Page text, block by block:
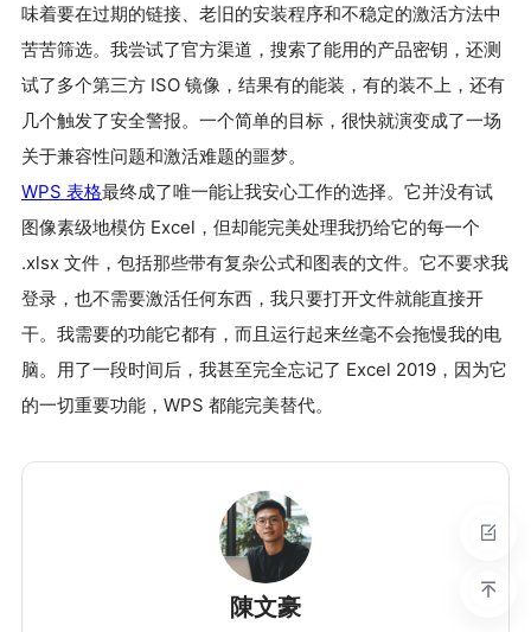
味着要在过期的链接、老旧的安装程序和不稳定的激活方法中
苦苦筛选。我尝试了官方渠道，搜索了能用的产品密钥，还测
试了多个第三方 ISO 镜像，结果有的能装，有的装不上，还有
几个触发了安全警报。一个简单的目标，很快就演变成了一场
关于兼容性问题和激活难题的噩梦。
WPS 表格最终成了唯一能让我安心工作的选择。它并没有试
图像素级地模仿 Excel，但却能完美处理我扔给它的每一个
.xlsx 文件，包括那些带有复杂公式和图表的文件。它不要求我
登录，也不需要激活任何东西，我只要打开文件就能直接开
干。我需要的功能它都有，而且运行起来丝毫不会拖慢我的电
脑。用了一段时间后，我甚至完全忘记了 Excel 2019，因为它
的一切重要功能，WPS 都能完美替代。
陳文豪